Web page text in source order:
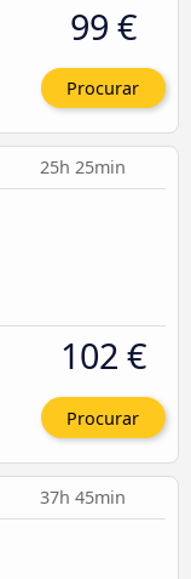
99 €
Procurar
25h 25min
102 €
Procurar
37h 45min